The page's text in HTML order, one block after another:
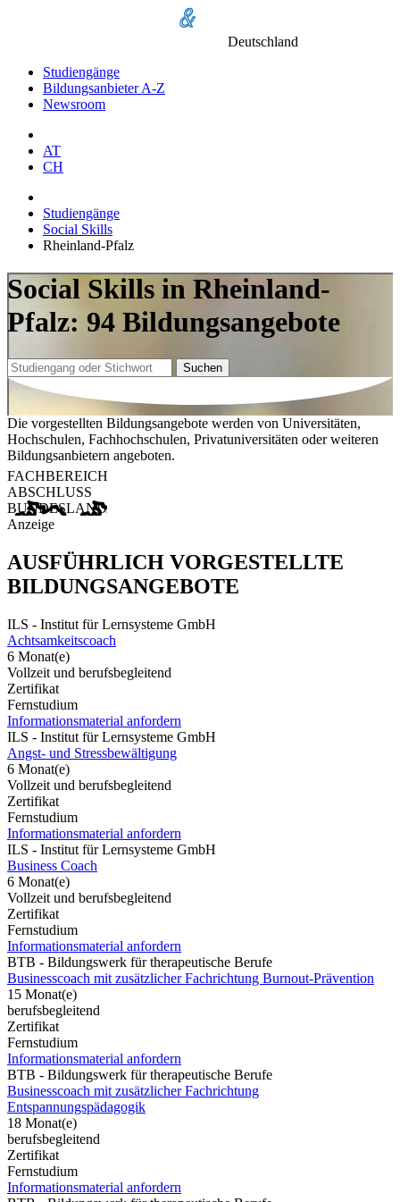
Deutschland
Studiengänge
Bildungsanbieter A-Z
Newsroom
AT
CH
Studiengänge
Social Skills
Rheinland-Pfalz
Social Skills in Rheinland-
Pfalz: 94 Bildungsangebote
Suchen
Die vorgestellten Bildungsangebote werden von Universitäten,
Hochschulen, Fachhochschulen, Privatuniversitäten oder weiteren
Bildungsanbietern angeboten.
FACHBEREICH
ABSCHLUSS
BUNDESLAND
Anzeige
AUSFÜHRLICH VORGESTELLTE
BILDUNGSANGEBOTE
ILS - Institut für Lernsysteme GmbH
Achtsamkeitscoach
6 Monat(e)
Vollzeit und berufsbegleitend
Zertifikat
Fernstudium
Informationsmaterial anfordern
ILS - Institut für Lernsysteme GmbH
Angst- und Stressbewältigung
6 Monat(e)
Vollzeit und berufsbegleitend
Zertifikat
Fernstudium
Informationsmaterial anfordern
ILS - Institut für Lernsysteme GmbH
Business Coach
6 Monat(e)
Vollzeit und berufsbegleitend
Zertifikat
Fernstudium
Informationsmaterial anfordern
BTB - Bildungswerk für therapeutische Berufe
Businesscoach mit zusätzlicher Fachrichtung Burnout-Prävention
15 Monat(e)
berufsbegleitend
Zertifikat
Fernstudium
Informationsmaterial anfordern
BTB - Bildungswerk für therapeutische Berufe
Businesscoach mit zusätzlicher Fachrichtung
Entspannungspädagogik
18 Monat(e)
berufsbegleitend
Zertifikat
Fernstudium
Informationsmaterial anfordern